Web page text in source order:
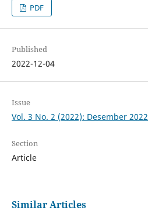
PDF
Published
2022-12-04
Issue
Vol. 3 No. 2 (2022): Desember 2022
Section
Article
Similar Articles